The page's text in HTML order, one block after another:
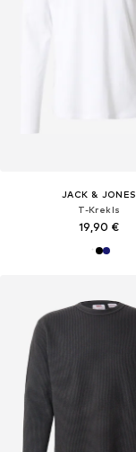
JACK & JONES
T-Krekls
19,90 €